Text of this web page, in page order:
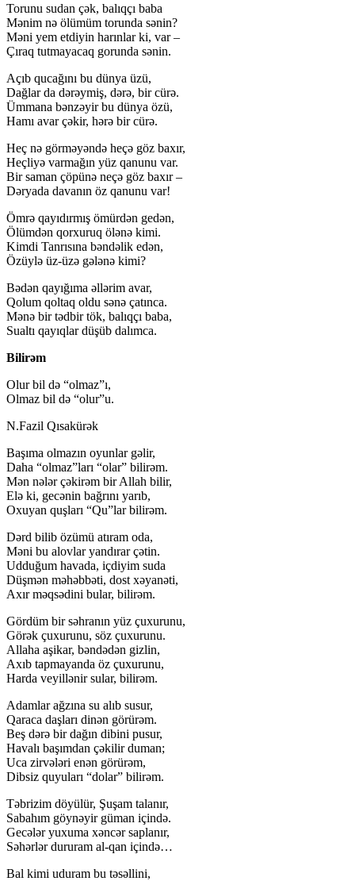
Torunu sudan çək, balıqçı baba
Mənim nə ölümüm torunda sənin?
Məni yem etdiyin harınlar ki, var –
Çıraq tutmayacaq gorunda sənin.
Açıb qucağını bu dünya üzü,
Dağlar da dərəymiş, dərə, bir cürə.
Ümmana bənzəyir bu dünya özü,
Hamı avar çəkir, hərə bir cürə.
Heç nə görməyəndə heçə göz baxır,
Heçliyə varmağın yüz qanunu var.
Bir saman çöpünə neçə göz baxır –
Dəryada davanın öz qanunu var!
Ömrə qayıdırmış ömürdən gedən,
Ölümdən qorxuruq ölənə kimi.
Kimdi Tanrısına bəndəlik edən,
Özüylə üz-üzə gələnə kimi?
Bədən qayığıma əllərim avar,
Qolum qoltaq oldu sənə çatınca.
Mənə bir tədbir tök, balıqçı baba,
Sualtı qayıqlar düşüb dalımca.
Bilirəm
Olur bil də “olmaz”ı,
Olmaz bil də “olur”u.
N.Fazil Qısakürək
Başıma olmazın oyunlar gəlir,
Daha “olmaz”ları “olar” bilirəm.
Mən nələr çəkirəm bir Allah bilir,
Elə ki, gecənin bağrını yarıb,
Oxuyan quşları “Qu”lar bilirəm.
Dərd bilib özümü atıram oda,
Məni bu alovlar yandırar çətin.
Udduğum havada, içdiyim suda
Düşmən məhəbbəti, dost xəyanəti,
Axır məqsədini bular, bilirəm.
Gördüm bir səhranın yüz çuxurunu,
Görək çuxurunu, söz çuxurunu.
Allaha aşikar, bəndədən gizlin,
Axıb tapmayanda öz çuxurunu,
Harda veyillənir sular, bilirəm.
Adamlar ağzına su alıb susur,
Qaraca daşları dinən görürəm.
Beş dərə bir dağın dibini pusur,
Havalı başımdan çəkilir duman;
Uca zirvələri enən görürəm,
Dibsiz quyuları “dolar” bilirəm.
Təbrizim döyülür, Şuşam talanır,
Sabahım göynəyir güman içində.
Gecələr yuxuma xəncər saplanır,
Səhərlər dururam al-qan içində…
Bal kimi uduram bu təsəllini,